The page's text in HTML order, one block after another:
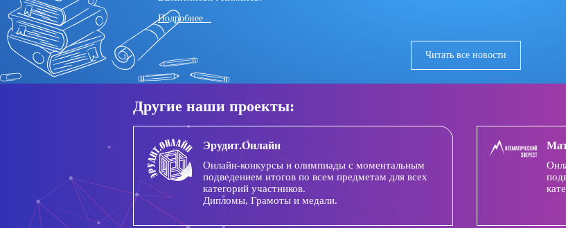
Подробнее...
Читать все новости
Другие наши проекты:
Эрудит.Онлайн
Онлайн-конкурсы и олимпиады с моментальным
подведением итогов по всем предметам для всех
категорий участников.
Дипломы, Грамоты и медали.